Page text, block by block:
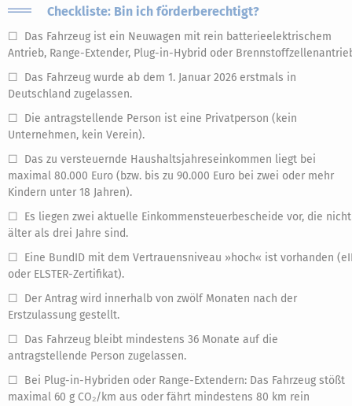
Checkliste: Bin ich förderberechtigt?
☐ Das Fahrzeug ist ein Neuwagen mit rein batterieelektrischem
Antrieb, Range-Extender, Plug-in-Hybrid oder
☐ Das Fahrzeug wurde ab dem 1. Januar 2026 erstmals in
Deutschland zugelassen.
☐ Die antragstellende Person ist eine Privatperson (kein
Unternehmen, kein Verein).
☐ Das zu versteuernde Haushaltsjahreseinkommen liegt bei
maximal 80.000 Euro (bzw. bis zu 90.000 Euro bei zwei oder mehr
Kindern unter 18 Jahren).
☐ Es liegen zwei aktuelle Einkommensteuerbescheide vor, die nicht
älter als drei Jahre sind.
☐ Eine BundID mit dem Vertrauensniveau »hoch« ist vorhanden
oder ELSTER-Zertifikat).
☐ Der Antrag wird innerhalb von zwölf Monaten nach der
Erstzulassung gestellt.
☐ Das Fahrzeug bleibt mindestens 36 Monate auf die
antragstellende Person zugelassen.
☐ Bei Plug-in-Hybriden oder Range-Extendern: Das Fahrzeug stößt
maximal 60 g CO₂/km aus oder fährt mindestens 80 km rein